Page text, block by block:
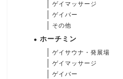
ゲイマッサージ
ゲイバー
その他
ホーチミン
ゲイサウナ・発展場
ゲイマッサージ
ゲイバー